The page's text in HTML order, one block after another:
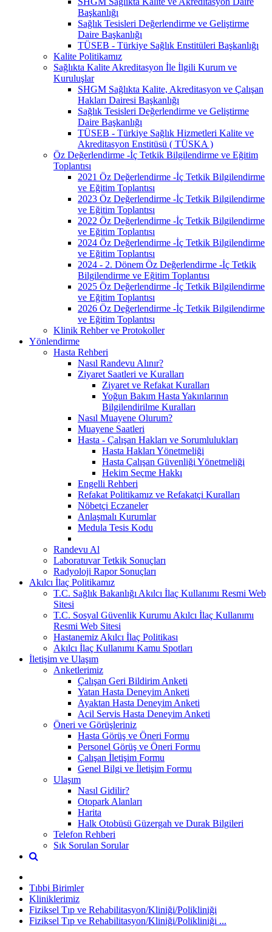
Başkanlığı
Sağlık Tesisleri Değerlendirme ve Geliştirme
Daire Başkanlığı
TÜSEB - Türkiye Sağlık Enstitüleri Başkanlığı
Kalite Politikamız
Sağlıkta Kalite Akreditasyon İle İlgili Kurum ve
Kuruluşlar
SHGM Sağlıkta Kalite, Akreditasyon ve Çalışan
Hakları Dairesi Başkanlığı
Sağlık Tesisleri Değerlendirme ve Geliştirme
Daire Başkanlığı
TÜSEB - Türkiye Sağlık Hizmetleri Kalite ve
Akreditasyon Enstitüsü ( TÜSKA )
Öz Değerlendirme -İç Tetkik Bilgilendirme ve Eğitim
Toplantısı
2021 Öz Değerlendirme -İç Tetkik Bilgilendirme
ve Eğitim Toplantısı
2023 Öz Değerlendirme -İç Tetkik Bilgilendirme
ve Eğitim Toplantısı
2022 Öz Değerlendirme -İç Tetkik Bilgilendirme
ve Eğitim Toplantısı
2024 Öz Değerlendirme -İç Tetkik Bilgilendirme
ve Eğitim Toplantısı
2024 - 2. Dönem Öz Değerlendirme -İç Tetkik
Bilgilendirme ve Eğitim Toplantısı
2025 Öz Değerlendirme -İç Tetkik Bilgilendirme
ve Eğitim Toplantısı
2026 Öz Değerlendirme -İç Tetkik Bilgilendirme
ve Eğitim Toplantısı
Klinik Rehber ve Protokoller
Yönlendirme
Hasta Rehberi
Nasıl Randevu Alınır?
Ziyaret Saatleri ve Kuralları
Ziyaret ve Refakat Kuralları
Yoğun Bakım Hasta Yakınlarının
Bilgilendirilme Kuralları
Nasıl Muayene Olurum?
Muayene Saatleri
Hasta - Çalışan Hakları ve Sorumlulukları
Hasta Hakları Yönetmeliği
Hasta Çalışan Güvenliği Yönetmeliği
Hekim Seçme Hakkı
Engelli Rehberi
Refakat Politikamız ve Refakatçi Kuralları
Nöbetçi Eczaneler
Anlaşmalı Kurumlar
Medula Tesis Kodu
Randevu Al
Laboratuvar Tetkik Sonuçları
Radyoloji Rapor Sonuçları
Akılcı İlaç Politikamız
T.C. Sağlık Bakanlığı Akılcı İlaç Kullanımı Resmi Web
Sitesi
T.C. Sosyal Güvenlik Kurumu Akılcı İlaç Kullanımı
Resmi Web Sitesi
Hastanemiz Akılcı İlaç Politikası
Akılcı İlaç Kullanımı Kamu Spotları
İletişim ve Ulaşım
Anketlerimiz
Çalışan Geri Bildirim Anketi
Yatan Hasta Deneyim Anketi
Ayaktan Hasta Deneyim Anketi
Acil Servis Hasta Deneyim Anketi
Öneri ve Görüşleriniz
Hasta Görüş ve Öneri Formu
Personel Görüş ve Öneri Formu
Çalışan İletişim Formu
Genel Bilgi ve İletişim Formu
Ulaşım
Nasıl Gidilir?
Otopark Alanları
Harita
Halk Otobüsü Güzergah ve Durak Bilgileri
Telefon Rehberi
Sık Sorulan Sorular
Tıbbi Birimler
Kliniklerimiz
Fiziksel Tıp ve Rehabilitasyon/Kliniği/Polikliniği
Fiziksel Tıp ve Rehabilitasyon/Kliniği/Polikliniği ...